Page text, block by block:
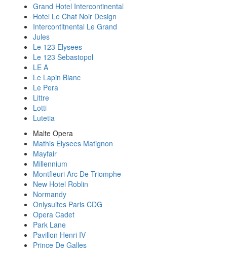
Grand Hotel Intercontinental
Hotel Le Chat Noir Design
Intercontitnental Le Grand
Jules
Le 123 Elysees
Le 123 Sebastopol
LE A
Le Lapin Blanc
Le Pera
Littre
Lotti
Lutetia
Malte Opera
Mathis Elysees Matignon
Mayfair
Millennium
Montfleuri Arc De Triomphe
New Hotel Roblin
Normandy
Onlysuites Paris CDG
Opera Cadet
Park Lane
Pavillon Henri IV
Prince De Galles